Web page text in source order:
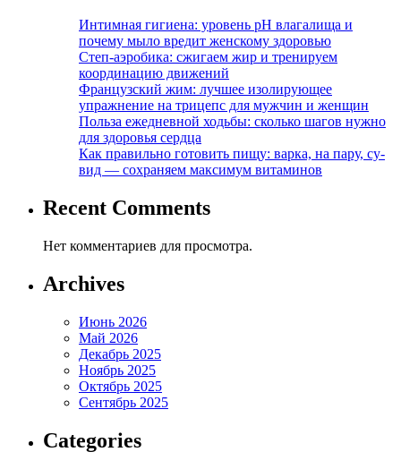
Интимная гигиена: уровень pH влагалища и
почему мыло вредит женскому здоровью
Степ-аэробика: сжигаем жир и тренируем
координацию движений
Французский жим: лучшее изолирующее
упражнение на трицепс для мужчин и женщин
Польза ежедневной ходьбы: сколько шагов нужно
для здоровья сердца
Как правильно готовить пищу: варка, на пару, су-
вид — сохраняем максимум витаминов
Recent Comments
Нет комментариев для просмотра.
Archives
Июнь 2026
Май 2026
Декабрь 2025
Ноябрь 2025
Октябрь 2025
Сентябрь 2025
Categories